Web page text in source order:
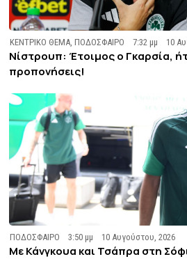
ΚΕΝΤΡΙΚΟ ΘΕΜΑ ,ΠΟΔΟΣΦΑΙΡΟ 7:32 μμ 10
Νίστρουπ: Έτοιμος ο Γκαρσία,
προπονήσεις!
ΠΟΔΟΣΦΑΙΡΟ 3:50 μμ 10 Αυγούστου, 2026
Με Κάνγκουα και Τσάπρα στη